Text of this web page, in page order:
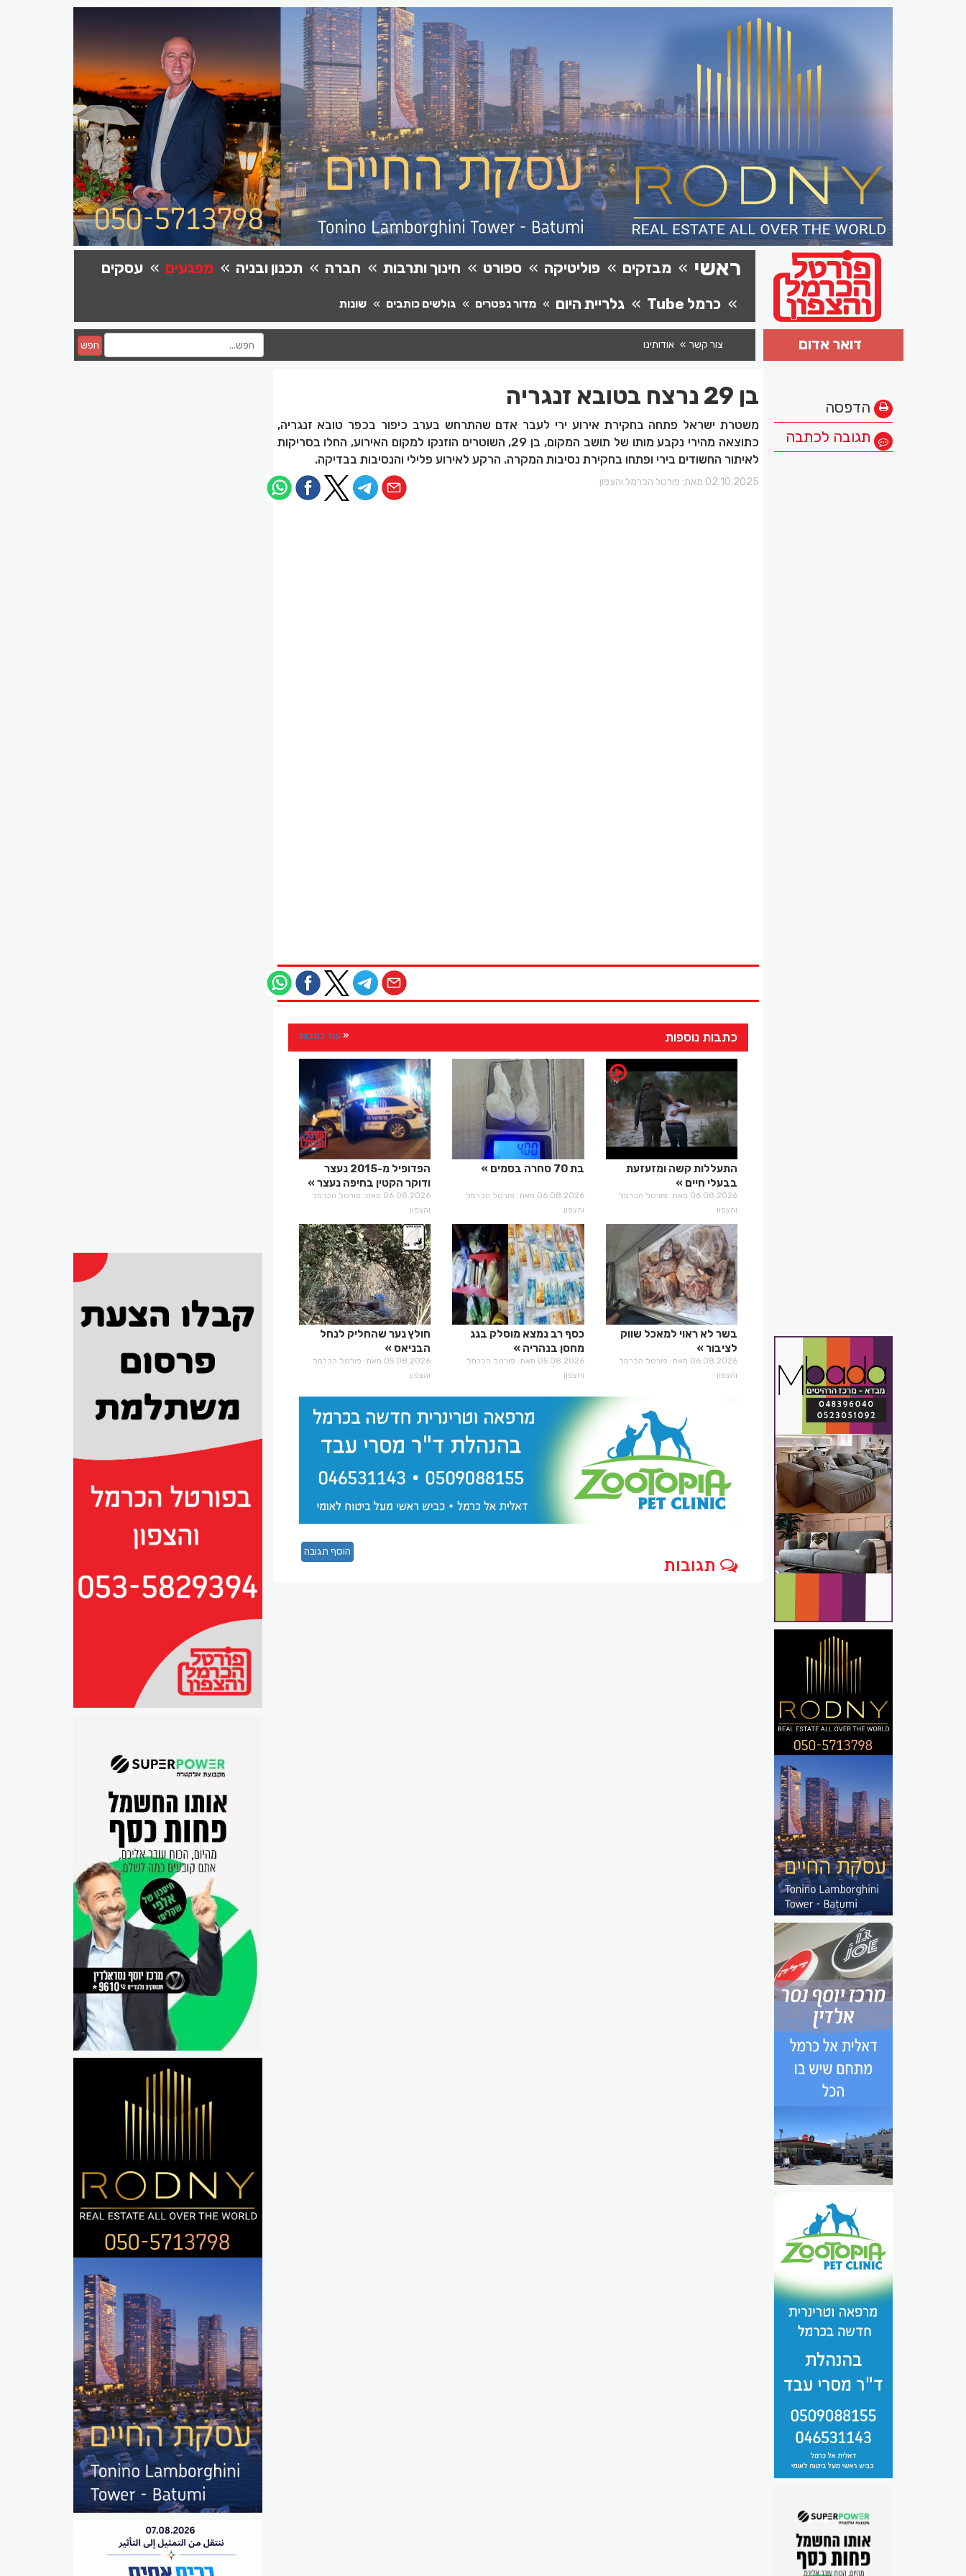
ראשי מבזקים פוליטיקה ספורט חינוך ותרבות חברה תכנון ובניה מפגעים
עסקים
כרמל Tube
גלריית היום מדור נפטרים גולשים כותבים שונות
צור קשר אודותינו חפש דואר אדום
הדפסה
תגובה לכתבה
בן 29 נרצח בטובא זנגריה
משטרת ישראל פתחה בחקירת אירוע ירי לעבר אדם שהתרחש בערב כיפור בכפר טובא זנגריה,
כתוצאה מהירי נקבע מותו של תושב המקום, בן 29, השוטרים הוזנקו למקום האירוע, החלו בסריקות
לאיתור החשודים בירי ופתחו בחקירת נסיבות המקרה. הרקע לאירוע פלילי והנסיבות בבדיקה.
02.10.2025 מאת: פורטל הכרמל והצפון
כתבות נוספות עוד כתבות
התעללות קשה ומזעזעת
בבעלי חיים
06.08.2026 מאת: פורטל הכרמל
והצפון
בת 70 סחרה בסמים
06.08.2026 מאת: פורטל הכרמל
והצפון
הפדופיל מ-2015 נעצר
ודוקר הקטין בחיפה נעצר
06.08.2026 מאת: פורטל הכרמל
והצפון
בשר לא ראוי למאכל שווק
לציבור
06.08.2026 מאת: פורטל הכרמל
והצפון
כסף רב נמצא מוסלק בגג
מחסן בנהריה
05.08.2026 מאת: פורטל הכרמל
והצפון
חולץ נער שהחליק לנחל
הבניאס
05.08.2026 מאת: פורטל הכרמל
והצפון
תגובות
הוסף תגובה